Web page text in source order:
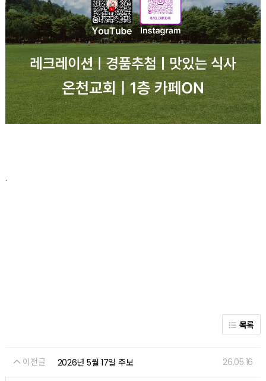
.
목록
이전글 2026년 5월 17일 주보 26.05.16